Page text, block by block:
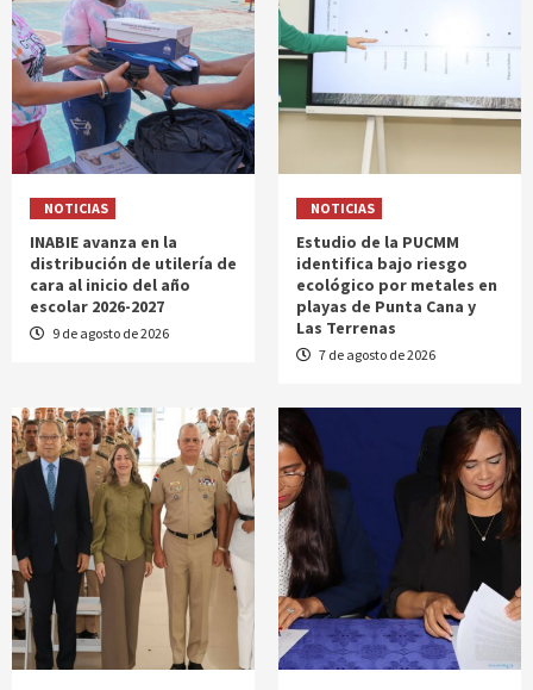
NOTICIAS
INABIE avanza en la
distribución de utilería de
cara al inicio del año
escolar 2026-2027
9 de agosto de 2026
NOTICIAS
Estudio de la PUCMM
identifica bajo riesgo
ecológico por metales en
playas de Punta Cana y
Las Terrenas
7 de agosto de 2026